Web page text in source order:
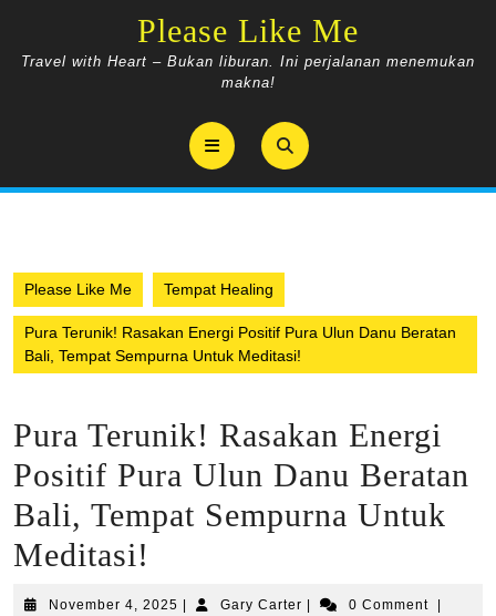
content
Please Like Me
Travel with Heart – Bukan liburan. Ini perjalanan menemukan
makna!
Open
Button
Please Like Me Tempat Healing
Pura Terunik! Rasakan Energi Positif Pura Ulun Danu Beratan
Bali, Tempat Sempurna Untuk Meditasi!
Pura Terunik! Rasakan Energi
Positif Pura Ulun Danu Beratan
Bali, Tempat Sempurna Untuk
Meditasi!
November 4, 2025 NovemberGary Carter Gary
0 Comment